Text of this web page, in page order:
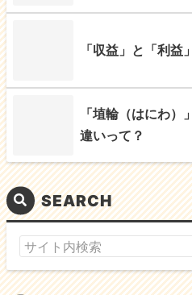
「収益」と「利益
「埴輪（はにわ
違いって？
SEARCH